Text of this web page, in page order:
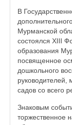
В
Мурманской
состоялся XIII
образования
посвященное
дошкольного
руководителей,
садов со всего
Знаковым
торжественное